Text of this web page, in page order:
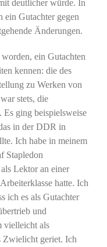
deutlicher würde. In
ein Gutachter gegen
Änderungen.
ein Gutachten
kennen: die des
zu Werken von
stets, die
ging beispielsweise
in der DDR in
Ich habe in meinem
Stapledon
Lektor an einer
hatte. Ich
ich es als Gutachter
und
vielleicht als
Zwielicht geriet. Ich